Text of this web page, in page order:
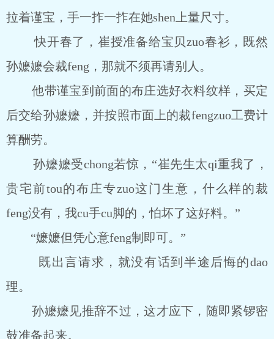
拉着谨宝，手一拃一拃在她shen上量尺寸。
快开春了，崔授准备给宝贝zuo春衫，既然
孙嬷嬷会裁feng，那就不须再请别人。
他带谨宝到前面的布庄选好衣料纹样，买定
后交给孙嬷嬷，并按照市面上的裁fengzuo工费计
算酬劳。
孙嬷嬷受chong若惊，“崔先生太qi重我了，
贵宅前tou的布庄专zuo这门生意，什么样的裁
feng没有，我cu手cu脚的，怕坏了这好料。”
“嬷嬷但凭心意feng制即可。”
既出言请求，就没有话到半途后悔的dao
理。
孙嬷嬷见推辞不过，这才应下，随即紧锣密
鼓准备起来。